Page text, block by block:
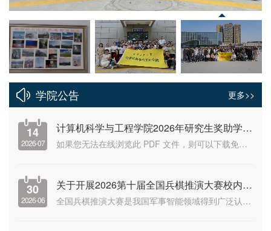
学院公告 更多>>
14
2026-07
计算机科学与工程学院2026年研究生奖助学金评选办法汇编
如果您无法在线浏览此 PDF 文件，则可以下载免费小巧的 福昕(Foxit) PDF 阅读器,安装后即可在线浏览 或下载免费的 Adobe Reader PDF 阅读器,安装后即可在线浏览 或下载此 PDF 文件
30
2026-06
关于开展2026第十届全国兵棋推演大赛校内选拔赛的通知
全国兵棋推演大赛是我国军事智能领域得到广泛认可的高水平赛事，该赛事由中国指挥与控制学会和中国军事科学学会联合组织举办，层次高、影响大，是检验大学生人工智能、大数据和计算机能力的重要平台。2017年首届赛事成功举办以来，已成为国防教育和军民融合常态化全国性赛事活动，对培养高素质指挥谋略人才和新型国防科技人才，推动国防教育创新发展和军事智能实践应用发挥了重要的推动作用。按照大赛赛程安排及学校的统一安排...